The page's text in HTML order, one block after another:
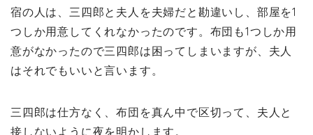
宿の人は、三四郎と夫人を夫婦だと勘違いし、部屋を1
つしか用意してくれなかったのです。布団も1つしか用
意がなかったので三四郎は困ってしまいますが、夫人
はそれでもいいと言います。
三四郎は仕方なく、布団を真ん中で区切って、夫人と
接しないように夜を明かします。